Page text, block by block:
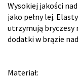
Wysokiej jakości
jako pełny lej.
utrzymują bryczesy
dodatki w brązie
Materiał: